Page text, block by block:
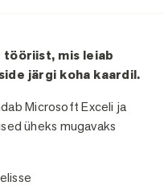
tööriist, mis leiab
järgi koha kaardil.
Microsoft Exceli ja
üheks mugavaks